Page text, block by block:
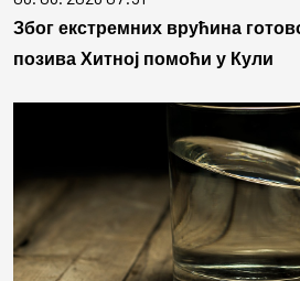
Због екстремних врућина
позива Хитној помоћи у Кули